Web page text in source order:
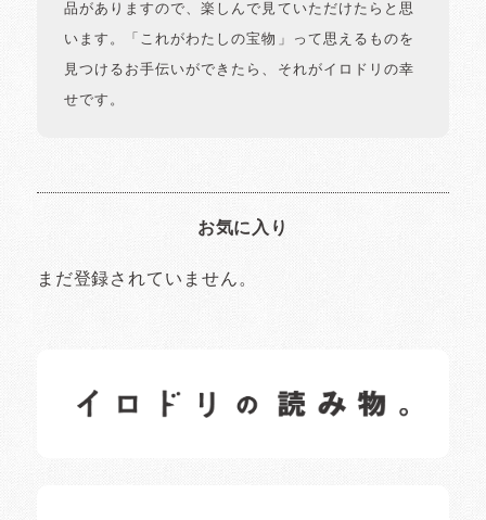
品がありますので、楽しんで見ていただけたらと思
います。「これがわたしの宝物」って思えるものを
見つけるお手伝いができたら、それがイロドリの幸
せです。
お気に入り
まだ登録されていません。
日常の様子など随時更新中です。